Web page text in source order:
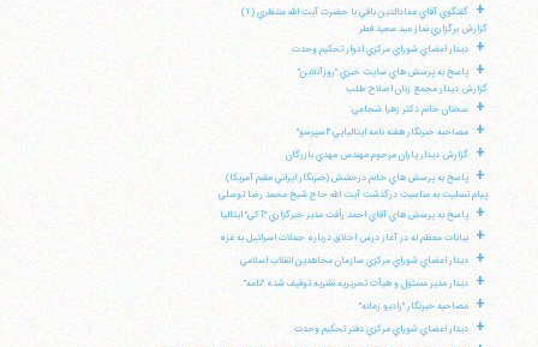
+
گفتگوي آقاي عمادالدين باقي با حضرت آيت الله منتظري (1)
گزارش برگزاري نماز عيد سعيد فطر
+ ديدار اعضاي شوراي مركزي ادوار تحكيم وحدت
+
پاسخ به پرسش هاي سايت خبري "روزآنلاين"
گزارش ديدار مجمع زنان اصلاح طلب
+ سخنان خانم دكتر زهرا شجاعي:
+ مصاحبه خبرنگار هفته نامه ايتاليايي "اسپرسو"
+ گزارش ديدار ياران مرحوم مهندس مهدي بازرگان
+
پاسخ به پرسش هاي خانم درخشش (خبرنگار ايراني مقيم آمريكا)
پيام تسليت به مناسبت درگذشت آيت الله حاج شيخ محمد رضا توسلي
+ پاسخ به پرسش هاي آقاي احمد رأفت مدير خبرگزاري "آكي" ايتاليا
+ بيانات معظم له در آغاز درس اخلاق درباره حملات اسرائيل به غزه
+ ديدار اعضاي شوراي مركزي سازمان مجاهدين انقلاب اسلامي
+ ديدار مدير مسئول و هيأت تحريريه نشريه توقيف شده "نامه"
+ مصاحبه خبرنگار "راديو زمانه"
+ ديدار اعضاي شوراي مركزي دفتر تحكيم وحدت